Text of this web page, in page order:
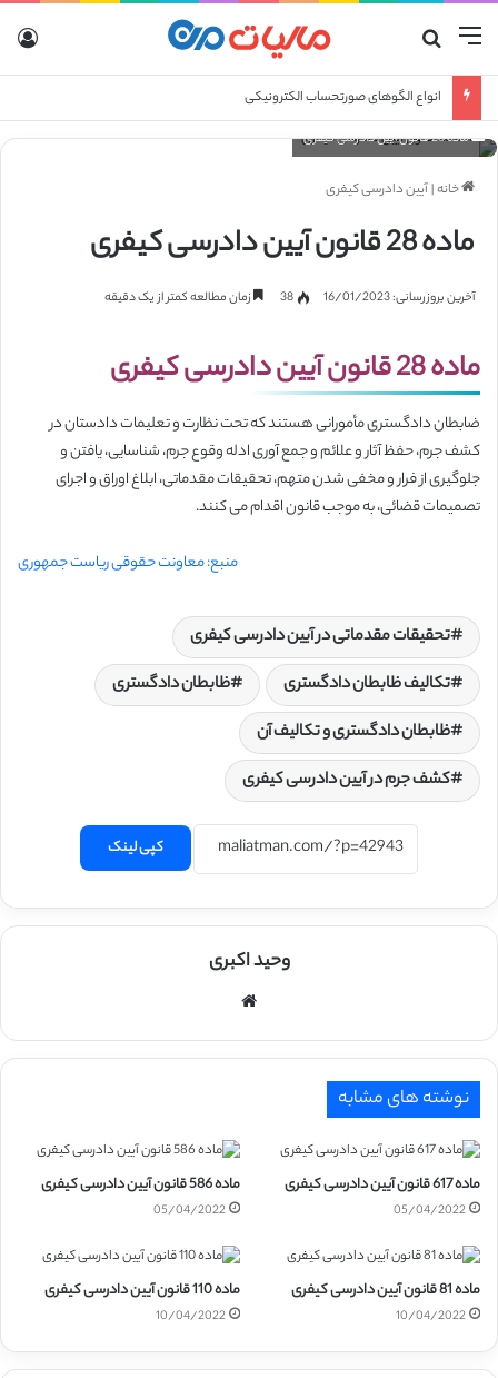
منو
انواع الگوهای صورتحساب الکترونیکی
ماده 28 قانون آیین دادرسی کیفری
خانه|آیین دادرسی کیفری
ماده 28 قانون آیین دادرسی کیفری
آخرین بروزرسانی: 16/01/2023 38 زمان مطالعه کمتر از یک دقیقه
ماده 28 قانون آیین دادرسی کیفری
ضابطان دادگستری مأمورانی هستند که تحت نظارت و تعلیمات دادستان در
کشف جرم، حفظ آثار و علائم و جمع آوری ادله وقوع جرم، شناسایی، یافتن و
جلوگیری از فرار و مخفی شدن متهم، تحقیقات مقدماتی، ابلاغ اوراق و اجرای
تصمیمات قضائی، به موجب قانون اقدام می کنند.
منبع: معاونت حقوقی ریاست جمهوری
تحقیقات مقدماتی در آیین دادرسی کیفری
تکالیف ظابطان دادگستری
ظابطان دادگستری
ظابطان دادگستری و تکالیف آن
کشف جرم در آیین دادرسی کیفری
کپی لینک
وحید اکبری
نوشته های مشابه
ماده 617 قانون آیین دادرسی کیفری
05/04/2022
ماده 586 قانون آیین دادرسی کیفری
05/04/2022
ماده 81 قانون آیین دادرسی کیفری
10/04/2022
ماده 110 قانون آیین دادرسی کیفری
10/04/2022